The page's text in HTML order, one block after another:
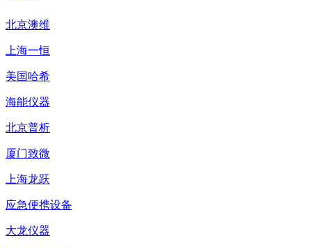
北京澳维
上海一恒
美国哈希
海能仪器
北京普析
厦门致微
上海龙跃
应急便携设备
大龙仪器